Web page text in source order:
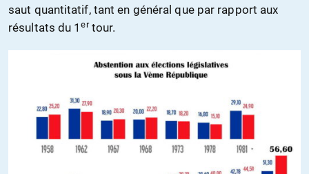
saut quantitatif, tant en général que par rapport aux
résultats du 1ertour.